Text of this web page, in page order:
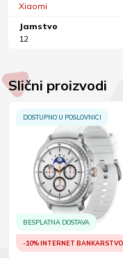
Xiaomi
Jamstvo
12
Slični proizvodi
DOSTUPNO U POSLOVNICI
BESPLATNA DOSTAVA
-10% INTERNET BANKARSTVO